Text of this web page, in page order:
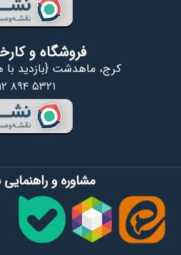
فروشگاه و
کرج، ماهدشت {بازدید
۰۹۱۲ ۸۹۴
مشاوره و